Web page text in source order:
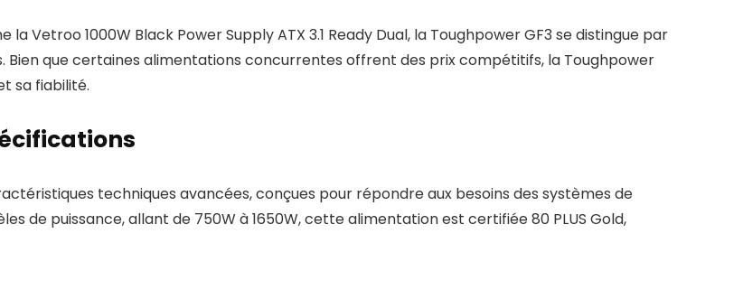
Vetroo 1000W Black Power Supply ATX 3.1 Ready Dual, la Toughpower GF3 se distingue par
Bien que certaines alimentations concurrentes offrent des prix compétitifs, la Toughpower
sa fiabilité.
techniques avancées, conçues pour répondre aux besoins des systèmes de
de puissance, allant de 750W à 1650W, cette alimentation est certifiée 80 PLUS Gold,